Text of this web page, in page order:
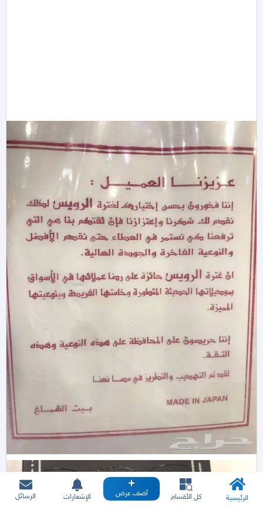
الرئيسية كل الأقسام أضف عرض الإشعارات الرسائل